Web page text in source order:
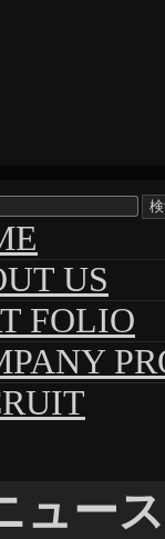
US
FOLIO
ュース